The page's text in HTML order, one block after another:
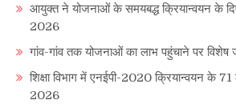
आयुक्त ने योजनाओं के समयबद्ध क्रियान्वयन के
2026
गांव-गांव तक योजनाओं का लाभ पहुंचाने पर विशेष
शिक्षा विभाग में एनईपी-2020 क्रियान्वयन के 71
2026